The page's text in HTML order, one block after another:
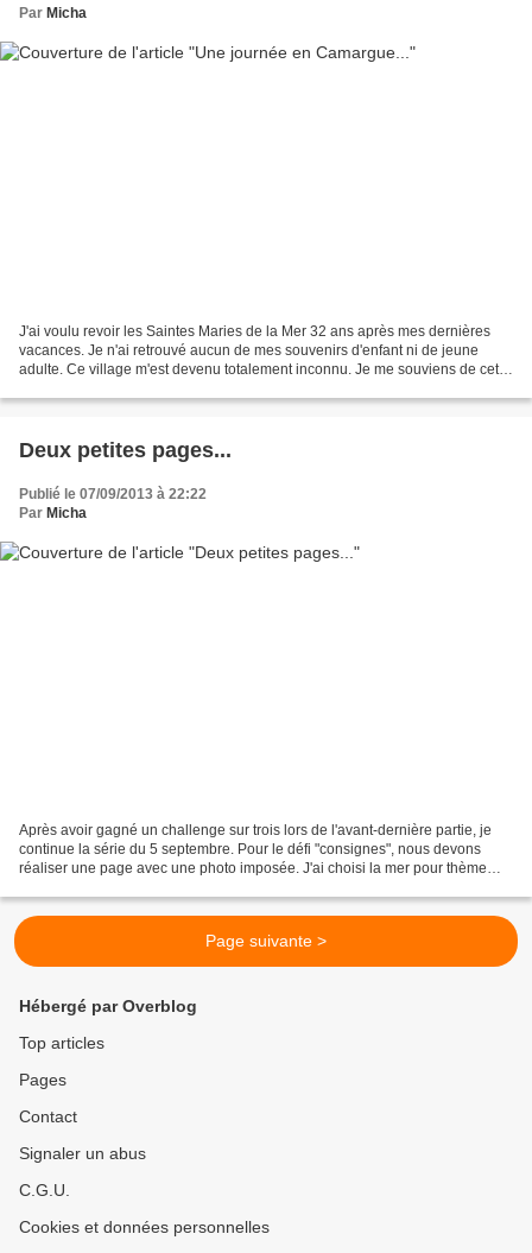
Par Micha
J'ai voulu revoir les Saintes Maries de la Mer 32 ans après mes dernières
vacances. Je n'ai retrouvé aucun de mes souvenirs d'enfant ni de jeune
adulte. Ce village m'est devenu totalement inconnu. Je me souviens de cette
Deux petites pages...
Publié le 07/09/2013 à 22:22
Par Micha
Après avoir gagné un challenge sur trois lors de l'avant-dernière partie, je
continue la série du 5 septembre. Pour le défi "consignes", nous devons
réaliser une page avec une photo imposée. J'ai choisi la mer pour thème
Page suivante >
Hébergé par Overblog
Top articles
Pages
Contact
Signaler un abus
C.G.U.
Cookies et données personnelles